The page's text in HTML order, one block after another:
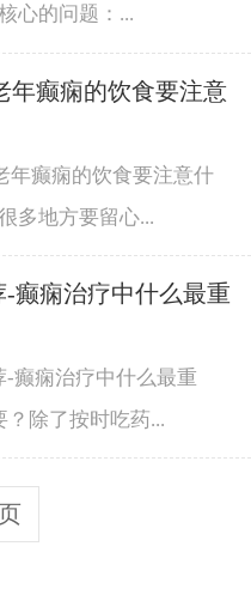
心的问题：...
年癫痫的饮食要注意
年癫痫的饮食要注意什
多地方要留心...
癫痫治疗中什么最重
癫痫治疗中什么最重
除了按时吃药...